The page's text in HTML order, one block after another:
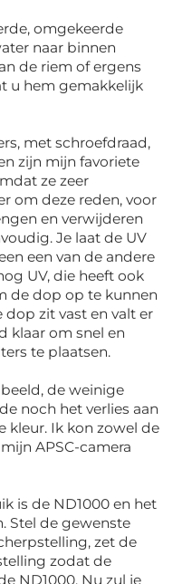
omgekeerde
naar binnen
de riem of ergens
u hem gemakkelijk
met schroefdraad,
zijn mijn favoriete
ze zeer
om deze reden, voor
en verwijderen
Je laat de UV
een van de andere
UV, die heeft ook
de dop op te kunnen
dop zit vast en valt er
klaar om snel en
te plaatsen.
de weinige
noch het verlies aan
kleur. Ik kon zowel de
APSC-camera
is de ND1000 en het
Stel de gewenste
zet de
zodat de
ND1000. Nu zul je